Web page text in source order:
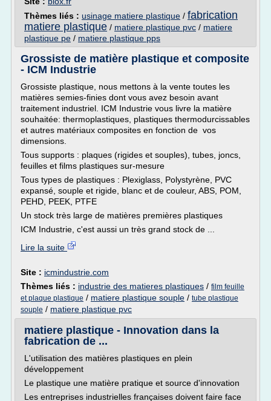
Thèmes liés : usinage matiere plastique / fabrication
matiere plastique / matiere plastique pvc / matiere
plastique pe / matiere plastique pps
Grossiste de matière plastique et composite
- ICM Industrie
Grossiste plastique, nous mettons à la vente toutes les
matières semies-finies dont vous avez besoin avant
traitement industriel. ICM Industrie vous livre la matière
souhaitée: thermoplastiques, plastiques thermodurcissables
et autres matériaux composites en fonction de vos
dimensions.
Tous supports : plaques (rigides et souples), tubes, joncs,
feuilles et films plastiques sur-mesure
Tous types de plastiques : Plexiglass, Polystyrène, PVC
expansé, souple et rigide, blanc et de couleur, ABS, POM,
PEHD, PEEK, PTFE
Un stock très large de matières premières plastiques
ICM Industrie, c'est aussi un très grand stock de ...
Lire la suite
Site : icmindustrie.com
Thèmes liés : industrie des matieres plastiques / film feuille
et plaque plastique / matiere plastique souple / tube plastique
souple / matiere plastique pvc
matiere plastique - Innovation dans la
fabrication de ...
L'utilisation des matières plastiques en plein
développement
Le plastique une matière pratique et source d'innovation
Les entreprises industrielles françaises doivent faire face